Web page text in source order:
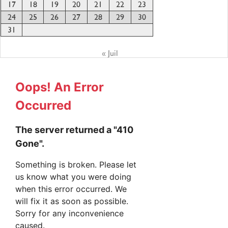
17
18 19 20 21 22
23
24
25 26 27 28 29
30
31
« Juil